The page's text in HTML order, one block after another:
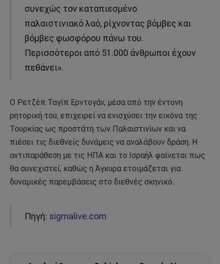
συνεχώς τον καταπιεσμένο
παλαιστινιακό λαό, ρίχνοντας βόμβες και
βόμβες φωσφόρου πάνω του.
Περισσότεροι από 51.000 άνθρωποι έχουν
πεθάνει».
Ο Ρετζέπ Ταγίπ Ερντογάν, μέσα από την έντονη
ρητορική του, επιχειρεί να ενισχύσει την εικόνα της
Τουρκίας ως προστάτη των Παλαιστινίων και να
πιέσει τις διεθνείς δυνάμεις να αναλάβουν δράση. Η
αντιπαράθεση με τις ΗΠΑ και το Ισραήλ φαίνεται πως
θα συνεχιστεί, καθώς η Άγκυρα ετοιμάζεται για
δυναμικές παρεμβάσεις στο διεθνές σκηνικό.
Πηγή: sigmalive.com